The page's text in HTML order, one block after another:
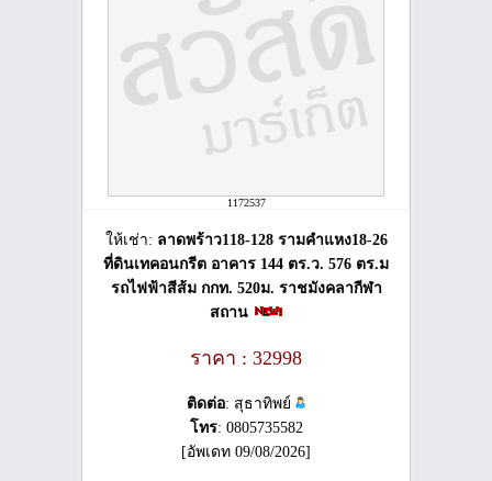
1172537
ให้เช่า: ลาดพร้าว118-128 รามคำแหง18-26
ที่ดินเทคอนกรีต อาคาร 144 ตร.ว. 576 ตร.ม
รถไฟฟ้าสีส้ม กกท. 520ม. ราชมังคลากีฬา
สถาน
ราคา : 32998
ติดต่อ: สุธาทิพย์
โทร: 0805735582
[อัพเดท 09/08/2026]